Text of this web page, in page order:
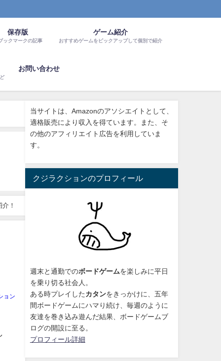
保存版
ックマークの記事
ゲーム紹介
おすすめゲームをピックアップして個別で紹介
お問い合わせ
！
ョン
当サイトは、Amazonのアソシエイトとして、
適格販売により収入を得ています。また、そ
の他のアフィリエイト広告を利用していま
す。
クジラクションのプロフィール
週末と通勤でのボードゲームを楽しみに平日
を乗り切る社会人。
ある時プレイした カタンをきっかけに、 五年
間ボードゲームにハマり続け 、毎週のように
友達を巻き込み遊んだ結果、ボードゲームブ
ログの開設に至る。
プロフィール詳細